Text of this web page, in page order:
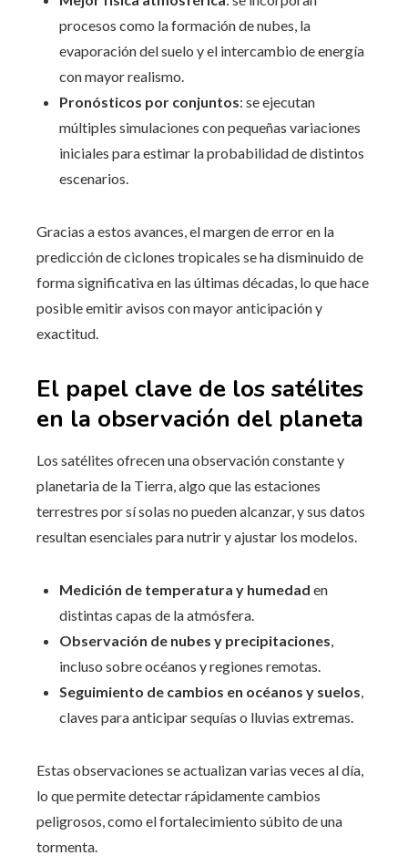
procesos como la formación de nubes, la
evaporación del suelo y el intercambio de energía
con mayor realismo.
Pronósticos por conjuntos: se ejecutan
múltiples simulaciones con pequeñas variaciones
iniciales para estimar la probabilidad de distintos
escenarios.
Gracias a estos avances, el margen de error en la
predicción de ciclones tropicales se ha disminuido de
forma significativa en las últimas décadas, lo que hace
posible emitir avisos con mayor anticipación y
exactitud.
El papel clave de los satélites
en la observación del planeta
Los satélites ofrecen una observación constante y
planetaria de la Tierra, algo que las estaciones
terrestres por sí solas no pueden alcanzar, y sus datos
resultan esenciales para nutrir y ajustar los modelos.
Medición de temperatura y humedad en
distintas capas de la atmósfera.
Observación de nubes y precipitaciones,
incluso sobre océanos y regiones remotas.
Seguimiento de cambios en océanos y suelos,
claves para anticipar sequías o lluvias extremas.
Estas observaciones se actualizan varias veces al día,
lo que permite detectar rápidamente cambios
peligrosos, como el fortalecimiento súbito de una
tormenta.